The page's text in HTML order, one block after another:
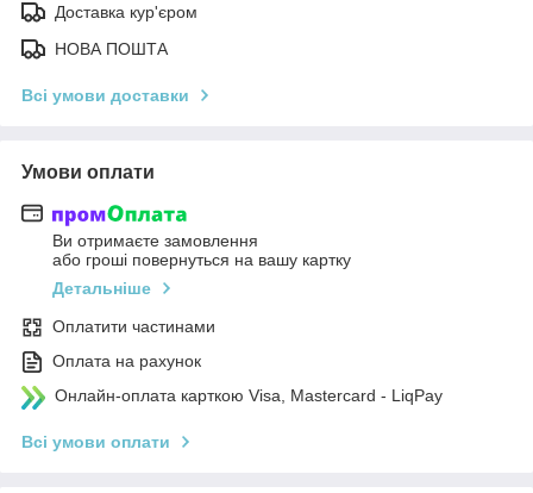
Доставка кур'єром
НОВА ПОШТА
Всі умови доставки
Умови оплати
Ви отримаєте замовлення
або гроші повернуться на вашу картку
Детальніше
Оплатити частинами
Оплата на рахунок
Онлайн-оплата карткою Visa, Mastercard - LiqPay
Всі умови оплати